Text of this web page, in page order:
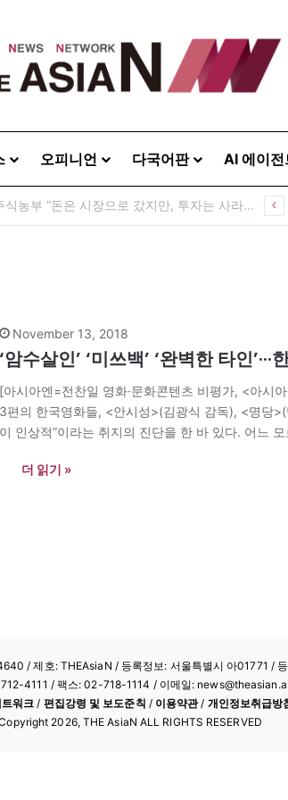
오피니언 다국어판 AI 에이전
[이상기가 만난 사람] 박영옥 주식농부 “돈은 시장으로 갔지만, 투자는 사라지고 거래만 남았다”
November 13, 2018
‘암수살인’ ‘미쓰백’ ‘완벽한 타인
[아시아엔=전찬일 영화·문화콘텐츠 비평가, <아시
3편의 한국영화들, <안시성>(김광식 감독), <명당
이 인상적”이라는 취지의 진단을 한 바 있다. 어느
기지 못했다지만, 그들이 크고…
더 읽기 »
/ 제호: THEAsiaN / 등록정보: 서울특별시 아01771 /
4111 / 팩스: 02-718-1114 / 이메일:
워크 / 편집강령 및 보도준칙 / 이용약관/ 개인정보취급방
2026, THE AsiaN ALL RIGHTS RESERVED